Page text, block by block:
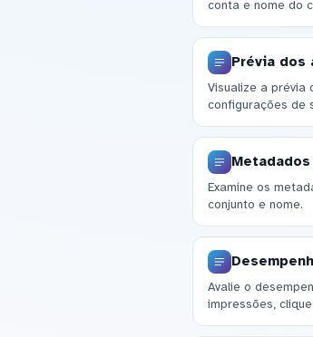
conta e nome do
Prévia dos
Visualize a prévia
configurações de
Examine os
conjunto e nome.
Avalie o
impressões,